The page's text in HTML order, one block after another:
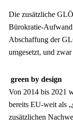
Die zusätzliche
Bürokratie-
Abschaffung der
umgesetzt, und
green by design
Von 2014 bis 2021
bereits EU-weit als
zusätzlichen